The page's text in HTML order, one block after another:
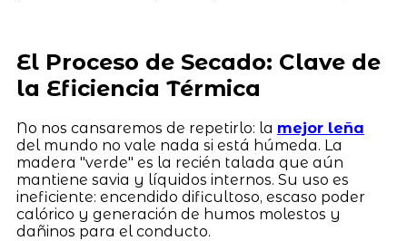
El Proceso de Secado: Clave de
la Eficiencia Térmica
No nos cansaremos de repetirlo: la mejor leña
del mundo no vale nada si está húmeda. La
madera "verde" es la recién talada que aún
mantiene savia y líquidos internos. Su uso es
ineficiente: encendido dificultoso, escaso poder
calórico y generación de humos molestos y
dañinos para el conducto.